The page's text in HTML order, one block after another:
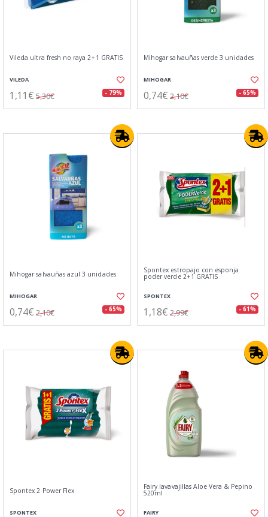
Vileda ultra fresh no raya 2+1 GRATIS
VILEDA
1,11€ 5,30€ - 79%
Mihogar salvauñas verde 3 unidades
MIHOGAR
0,74€ 2,10€ - 65%
Mihogar salvauñas azul 3 unidades
MIHOGAR
0,74€ 2,10€ - 65%
Spontex estropajo con esponja
poder verde 2+1 GRATIS
SPONTEX
1,18€ 2,99€ - 61%
Spontex 2 Power Flex
SPONTEX
Fairy lavavajillas Aloe Vera & Pepino
520ml
FAIRY